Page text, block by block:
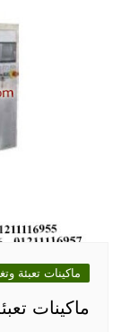
ماكينات تعبئة
ماكينات